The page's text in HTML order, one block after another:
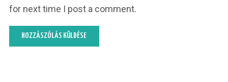
for next time I post a comment.